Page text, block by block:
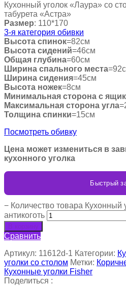
Кухонный уголок «Лаура» со
табурета «Астра»
Размер: 110*170
3-я категория обивки
Высота спинок=82см
Высота сидений=46см
Общая глубина=60см
Ширина спального места
Ширина сидения=45см
Высота ножек=8см
Минимальная сторона с
Максимальная сторона угла
Толщина спинки=15см
Посмотреть обивку
Цена может измениться в
кухонного уголка
Быстрый
− Количество товара Кухонный
антикоготь
В корзину
Сравнить
Артикул: 11612d-1 Категории:
уголки со столом Метки:
Кухонные уголки Fisher
Поделиться :